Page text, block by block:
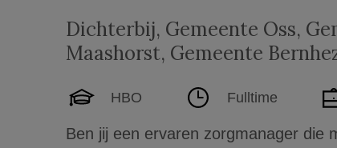
Dichterbij, Gemeente Oss,
Maashorst, Gemeente
HBO Fulltime
Ben jij een ervaren zorgmanager die